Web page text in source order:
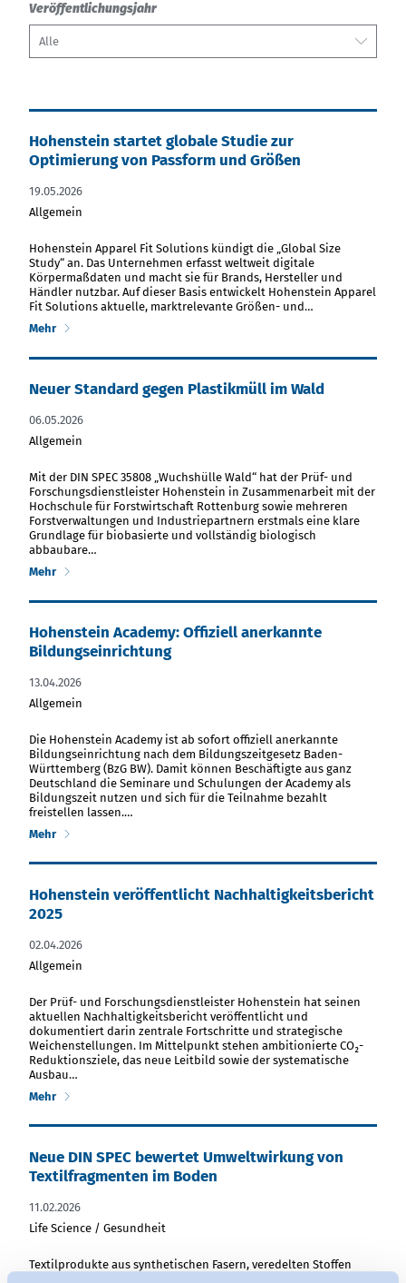
Veröffentlichungsjahr
Alle
Hohenstein startet globale Studie zur
Optimierung von Passform und Größen
19.05.2026
Allgemein
Hohenstein Apparel Fit Solutions kündigt die „Global Size
Study“ an. Das Unternehmen erfasst weltweit digitale
Körpermaßdaten und macht sie für Brands, Hersteller und
Händler nutzbar. Auf dieser Basis entwickelt Hohenstein Apparel
Fit Solutions aktuelle, marktrelevante Größen- und…
Mehr
Neuer Standard gegen Plastikmüll im Wald
06.05.2026
Allgemein
Mit der DIN SPEC 35808 „Wuchshülle Wald“ hat der Prüf- und
Forschungsdienstleister Hohenstein in Zusammenarbeit mit der
Hochschule für Forstwirtschaft Rottenburg sowie mehreren
Forstverwaltungen und Industriepartnern erstmals eine klare
Grundlage für biobasierte und vollständig biologisch
abbaubare…
Mehr
Hohenstein Academy: Offiziell anerkannte
Bildungseinrichtung
13.04.2026
Allgemein
Die Hohenstein Academy ist ab sofort offiziell anerkannte
Bildungseinrichtung nach dem Bildungszeitgesetz Baden-
Württemberg (BzG BW). Damit können Beschäftigte aus ganz
Deutschland die Seminare und Schulungen der Academy als
Bildungszeit nutzen und sich für die Teilnahme bezahlt
freistellen lassen.…
Mehr
Hohenstein veröffentlicht Nachhaltigkeitsbericht
2025
02.04.2026
Allgemein
Der Prüf- und Forschungsdienstleister Hohenstein hat seinen
aktuellen Nachhaltigkeitsbericht veröffentlicht und
dokumentiert darin zentrale Fortschritte und strategische
Weichenstellungen. Im Mittelpunkt stehen ambitionierte CO₂-
Reduktionsziele, das neue Leitbild sowie der systematische
Ausbau…
Mehr
Neue DIN SPEC bewertet Umweltwirkung von
Textilfragmenten im Boden
11.02.2026
Life Science / Gesundheit
Textilprodukte aus synthetischen Fasern, veredelten Stoffen